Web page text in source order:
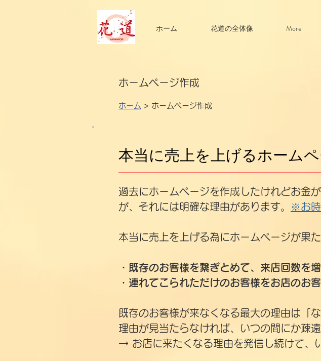
ホーム 花道の全体像 More
ホームページ作成
ホーム > ホームページ作成
本当に売上を上げるホーム
過去にホームページを作成したけれどお金
が、それには明確な理由があります。
※お時
本当に売上を上げる為にホームページが果
・既存のお客様を繋ぎとめて、来店回数を
・連れてこられただけのお客様をお店のお
既存のお客様が来なくなる最大の理由は「
理由が見当たらなければ、いつの間にか疎
→ お店に来たくなる理由を発信し続けて、